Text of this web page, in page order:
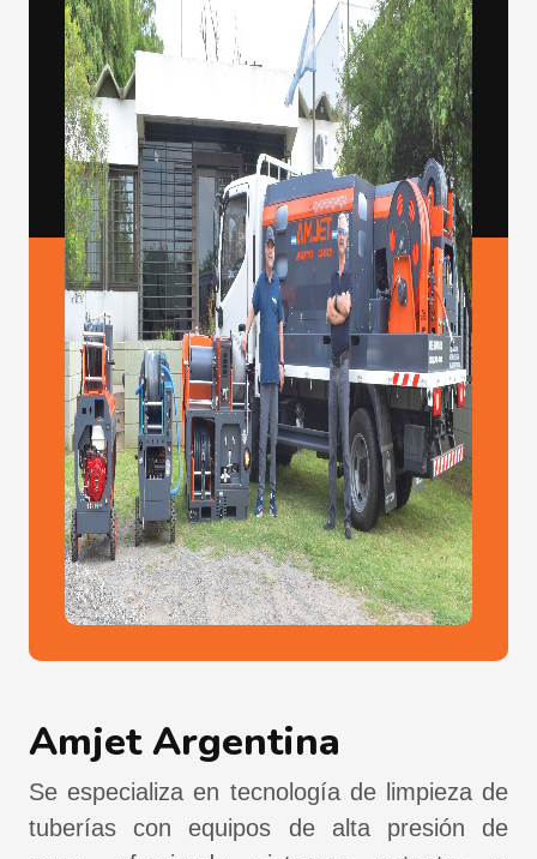
Amjet Argentina
Se especializa en tecnología de limpieza de
tuberías con equipos de alta presión de